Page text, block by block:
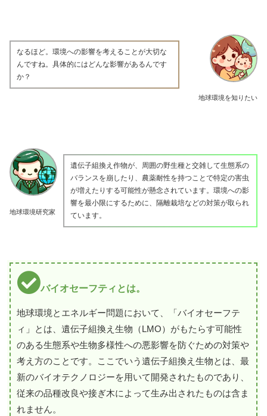
地球環境を知りたい
なるほど。環境への影響を考えることが大切な
んですね。具体的にはどんな影響があるんです
か？
地球環境研究家
遺伝子組換え作物が、周囲の野生種と交雑して生態系の
バランスを崩したり、農薬耐性を持つことで特定の害虫
が増えたりする可能性が懸念されています。環境への影
響を最小限にするために、隔離栽培などの対策が取られ
ています。
バイオセーフティとは。
地球環境とエネルギー問題において、「バイオセーフテ
ィ」とは、遺伝子組換え生物（LMO）がもたらす可能性
のある生態系や生物多様性への悪影響を防ぐための対策や
考え方のことです。ここでいう遺伝子組換え生物とは、最
新のバイオテクノロジーを用いて開発されたものであり、
従来の品種改良や接ぎ木によって生み出されたものは含ま
れません。